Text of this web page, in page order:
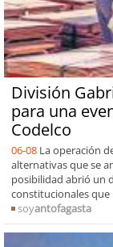
División
para una
Codelco
06-08 La operación
alternativas que se
posibilidad abrió un
constitucionales
soyantofagasta